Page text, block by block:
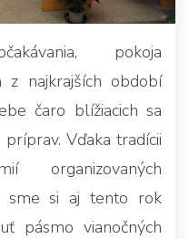
pokoja
z najkrajších období
čaro blížiacich sa
Vďaka tradícii
organizovaných
sme si aj tento rok
pásmo vianočných